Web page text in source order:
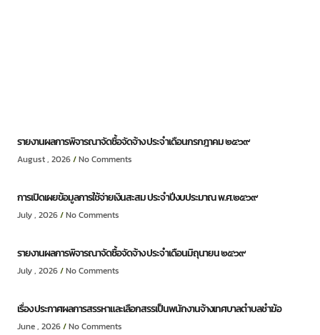
รายงานผลการพิจารณาจัดซื้อจัดจ้าง ประจำเดือนกรกฎาคม ๒๕๖๙
August , 2026 No Comments
การเปิดเผยข้อมูลการใช้จ่ายเงินสะสม ประจำปีงบประมาณ พ.ศ.๒๕๖๙
July , 2026 No Comments
รายงานผลการพิจารณาจัดซื้อจัดจ้าง ประจำเดือนมิถุนายน ๒๕๖๙
July , 2026 No Comments
เรื่อง ประกาศผลการสรรหาและเลือกสรรเป็นพนักงานจ้างเทศบาลตำบลชำฆ้อ
June , 2026 No Comments